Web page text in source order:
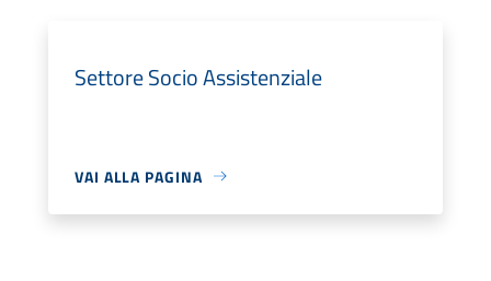
Settore Socio Assistenziale
VAI ALLA PAGINA